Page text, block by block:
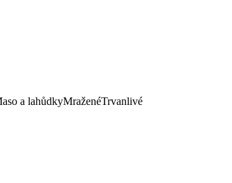
a lahůdkyMraženéTrvanlivé